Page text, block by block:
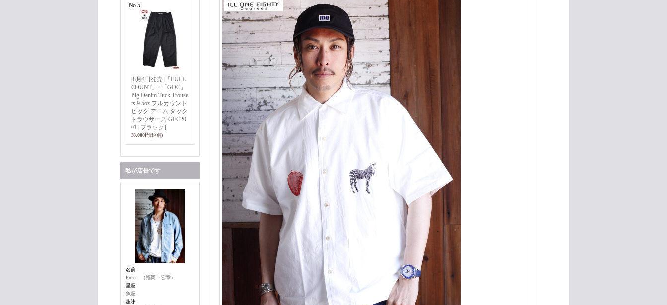
No.5
[8月4日発売]「FULL
COUNT」×「GDC」
Big Denim Tuck Trouse
rs 9.5oz フルカウント
ビッグ デニム タック
トラウザーズ GFC20
01 [ブラック]
38,000円(税別)
私が店長です
名前:
Fuku （福岡 宏章）
星座:
魚座
趣味: